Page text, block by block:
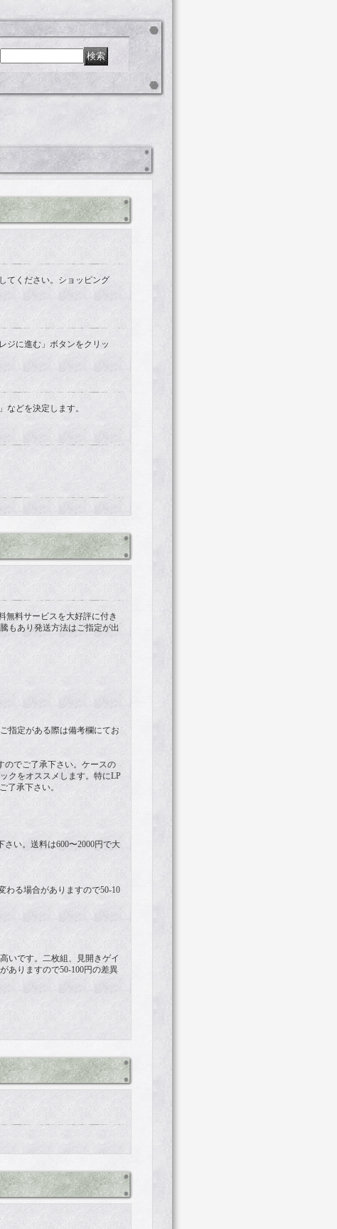
てください。ショッピング
ジに進む」ボタンをクリッ
などを決定します。
無料サービスを大好評に付き
もあり発送方法はご指定が出
指定がある際は備考欄にてお
のでご了承下さい。ケースの
クをオススメします。特にLP
了承下さい。
い。送料は600〜2000円で大
わる場合がありますので50-10
いです。二枚組、見開きゲイ
ありますので50-100円の差異